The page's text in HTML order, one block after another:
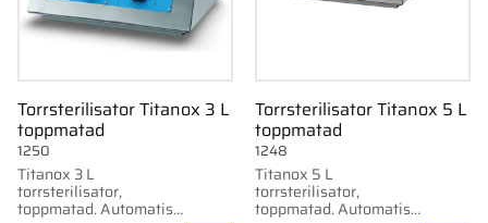
Torrsterilisator Titanox 3 L
toppmatad
Titanox 3 L
torrsterilisator,
toppmatad. Automatisk
1250
Torrsterilisator Titanox 5 L
toppmatad
Titanox 5 L
torrsterilisator,
toppmatad. Automatisk
1248